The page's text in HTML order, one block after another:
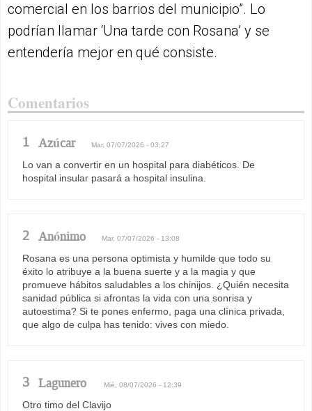
comercial en los barrios del municipio”. Lo
podrían llamar ‘Una tarde con Rosana’ y se
entendería mejor en qué consiste.
Comentarios
1 Azúcar Mar, 07/07/2026 - 03:27
Lo van a convertir en un hospital para diabéticos. De
hospital insular pasará a hospital insulina.
2 Anónimo Mar, 07/07/2026 - 13:08
Rosana es una persona optimista y humilde que todo su
éxito lo atribuye a la buena suerte y a la magia y que
promueve hábitos saludables a los chinijos. ¿Quién necesita
sanidad pública si afrontas la vida con una sonrisa y
autoestima? Si te pones enfermo, paga una clínica privada,
que algo de culpa has tenido: vives con miedo.
3 Lagunero Mié, 08/07/2026 - 12:39
Otro timo del Clavijo